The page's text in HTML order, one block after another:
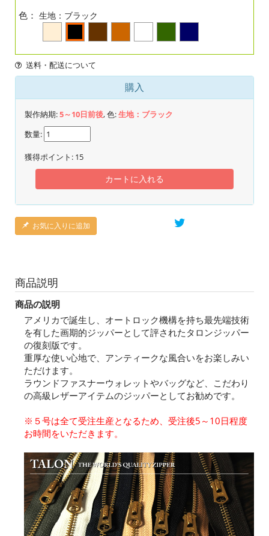
色： 生地：ブラック
送料・配送について
購入
製作納期:5～10日前後, 色:生地：ブラック
数量:
獲得ポイント: 15
カートに入れる
お気に入りに追加
商品説明
商品の説明
アメリカで誕生し、オートロック機構を持ち最先端技術
を有した画期的ジッパーとして評されたタロンジッパー
の復刻版です。
重厚な使い心地で、アンティークな風合いをお楽しみい
ただけます。
ラウンドファスナーウォレットやバッグなど、こだわり
の高級レザーアイテムのジッパーとしてお勧めです。
※５号は全て受注生産となるため、受注後5～10日程度
お時間をいただきます。